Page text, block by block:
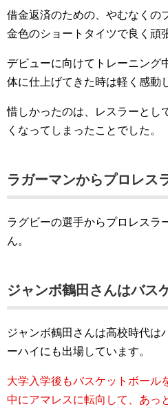
借金返済のための、やむなくの
金色のショートタイツで良く頑
デビューに向けてトレーニング
体に仕上げてきた時は軽く感動
惜しかったのは、レスラーとし
くなってしまったことでした。
ラガーマンからプロレス
ラグビーの選手からプロレスラ
ん。
ジャンボ鶴田さんはバス
ジャンボ鶴田さんは高校時代は
ーハイにも出場しています。
大学入学後もバスケットボール
中にアマレスに転向して、あっ